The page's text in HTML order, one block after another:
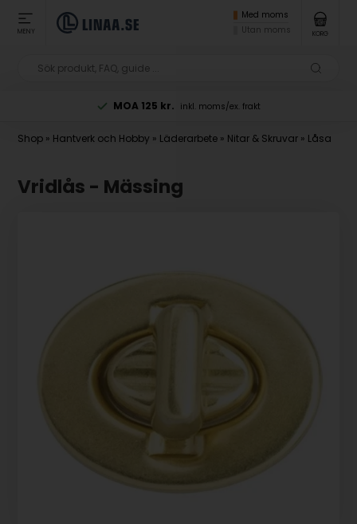
MENY
Med moms
Utan moms
KORG
MOA 125 kr. inkl. moms/ex. frakt
Shop » Hantverk och Hobby » Läderarbete » Nitar & Skruvar » Låsa
Vridlås - Mässing